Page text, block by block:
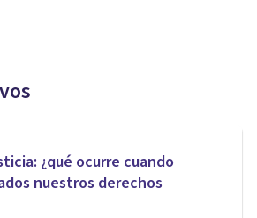
¿qué ocurre cuando
nuestros derechos